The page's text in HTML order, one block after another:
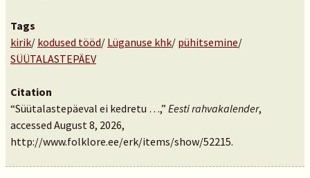
Tags
kirik/ kodused tööd/ Lüganuse khk/ pühitsemine/
SÜÜTALASTEPÄEV
Citation
“Süütalastepäeval ei kedretu …,” Eesti rahvakalender,
accessed August 8, 2026,
http://www.folklore.ee/erk/items/show/52215.